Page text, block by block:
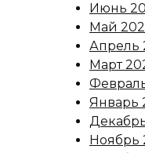
Июнь
Май
Апрель
Март
Январь
Ноябрь